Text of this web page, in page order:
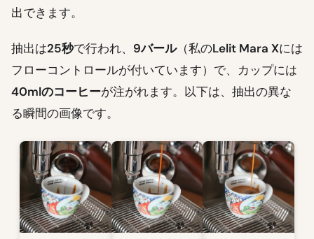
出できます。
抽出は25秒で行われ、 9バール（私のLelit Mara Xには
フローコントロールが付いています）で、カップには
40mlのコーヒーが注がれます。以下は、抽出の異な
る瞬間の画像です。